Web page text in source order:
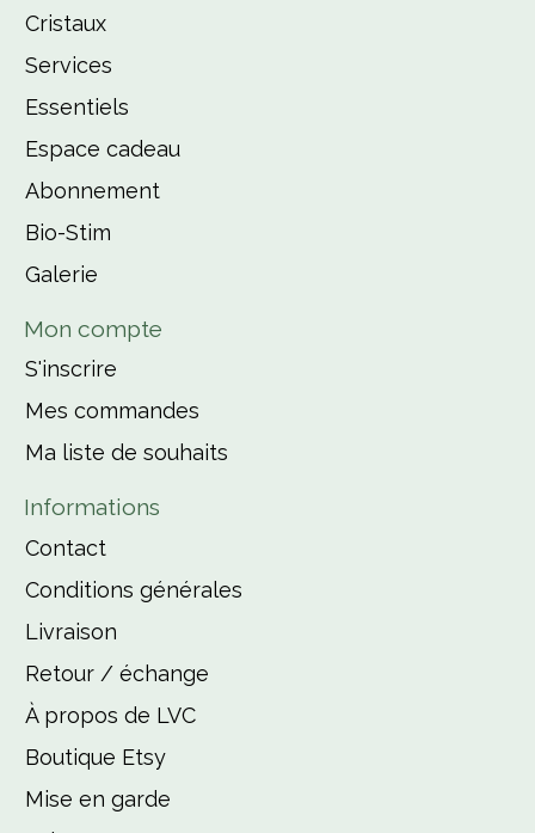
Cristaux
Services
Essentiels
Espace cadeau
Abonnement
Bio-Stim
Galerie
Mon compte
S'inscrire
Mes commandes
Ma liste de souhaits
Informations
Contact
Conditions générales
Livraison
Retour / échange
À propos de LVC
Boutique Etsy
Mise en garde